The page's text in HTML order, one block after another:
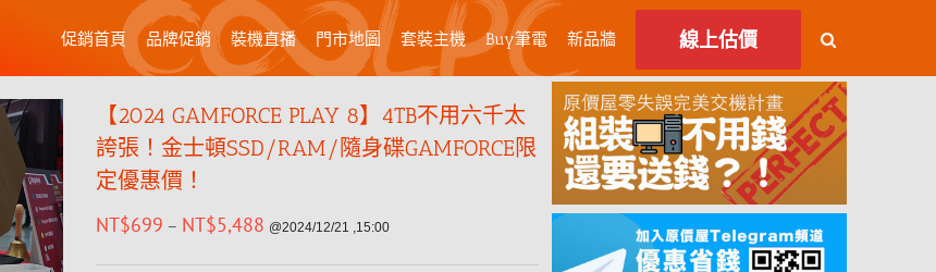
促銷首頁 品牌促銷 裝機直播 門市地圖 套裝主機 Buy筆電 新品牆 線上估價
【2024 GAMFORCE PLAY 8】4TB不用六千太
誇張！金士頓SSD/RAM/隨身碟GAMFORCE限
定優惠價！
NT$699 – NT$5,488 @2024/12/21 ,15:00